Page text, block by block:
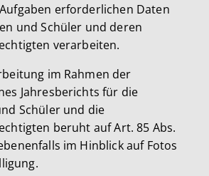
erforderlichen Daten
und Schüler und deren
verarbeiten.
im Rahmen der
Jahresberichts für die
Schüler und die
beruht auf Art. 85 Abs.
im Hinblick auf Fotos